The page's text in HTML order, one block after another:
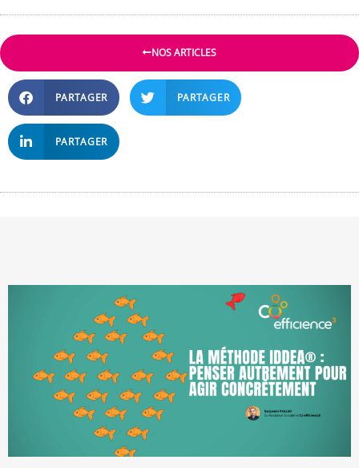
NOS ARTICLES
PARTAGER PARTAGER
PARTAGER